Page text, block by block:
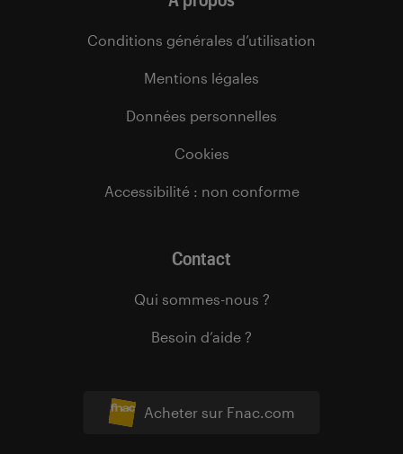
Acheter sur Fnac.com
Conditions générales d’utilisation
Mentions légales
Données personnelles
Cookies
Accessibilité : non conforme
Contact
Qui sommes-nous ?
Besoin d’aide ?